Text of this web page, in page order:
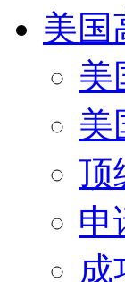
美国
美
美
顶
申
成